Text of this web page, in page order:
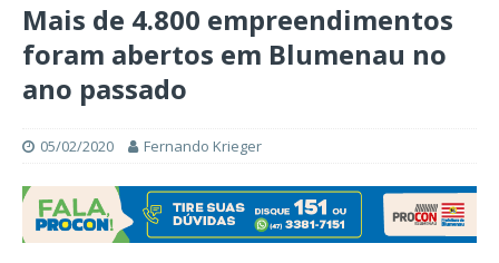
Mais de 4.800 empreendimentos
foram abertos em Blumenau no
ano passado
05/02/2020 Fernando Krieger